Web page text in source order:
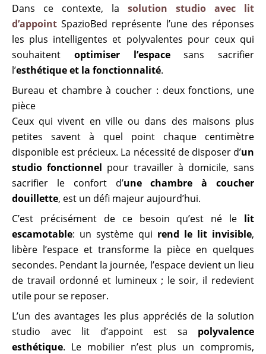
Dans ce contexte, la solution studio avec lit
d’appoint SpazioBed représente l’une des réponses
les plus intelligentes et polyvalentes pour ceux qui
souhaitent optimiser l’espacesans sacrifier
l’esthétique et la fonctionnalité.
Bureau et chambre à coucher : deux fonctions, une
pièce
Ceux qui vivent en ville ou dans des maisons plus
petites savent à quel point chaque centimètre
disponible est précieux. La nécessité de disposer d’un
studio fonctionnel pour travailler à domicile, sans
sacrifier le confort d’une chambre à coucher
douillette, est un défi majeur aujourd’hui.
C’est précisément de ce besoin qu’est né le lit
escamotable: un système qui rend le lit invisible,
libère l’espace et transforme la pièce en quelques
secondes. Pendant la journée, l’espace devient un lieu
de travail ordonné et lumineux ; le soir, il redevient
utile pour se reposer.
L’un des avantages les plus appréciés de la solution
studio avec lit d’appoint est sa polyvalence
esthétique. Le mobilier n’est plus un compromis,